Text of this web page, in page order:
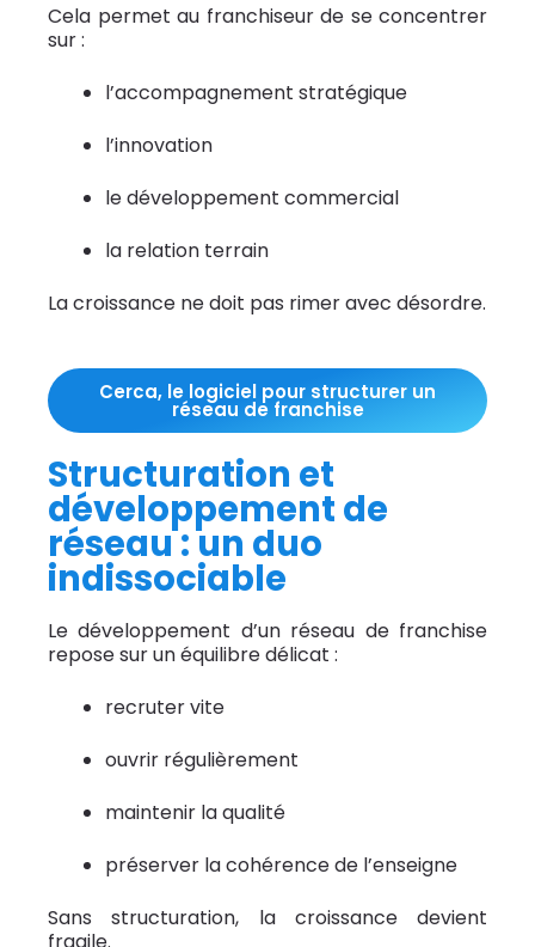
Cela permet au franchiseur de se concentrer
sur :
l’accompagnement stratégique
l’innovation
le développement commercial
la relation terrain
La croissance ne doit pas rimer avec désordre.
Cerca, le logiciel pour structurer un
réseau de franchise
Structuration et
développement de
réseau : un duo
indissociable
Le développement d’un réseau de franchise
repose sur un équilibre délicat :
recruter vite
ouvrir régulièrement
maintenir la qualité
préserver la cohérence de l’enseigne
Sans structuration, la croissance devient
fragile.